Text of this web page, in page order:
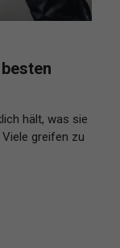
hält, was sie
greifen zu